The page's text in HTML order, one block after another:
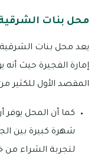
محل بنات
يعد محل بنات
إمارة الفجيرة حيث أنه
المقصد الأول للكثير
كما أن المحل يوفر
شهرة كبيرة بين
لتجربة الشراء من